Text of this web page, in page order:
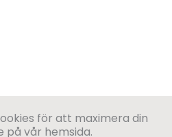
för att maximera din
på vår hemsida.